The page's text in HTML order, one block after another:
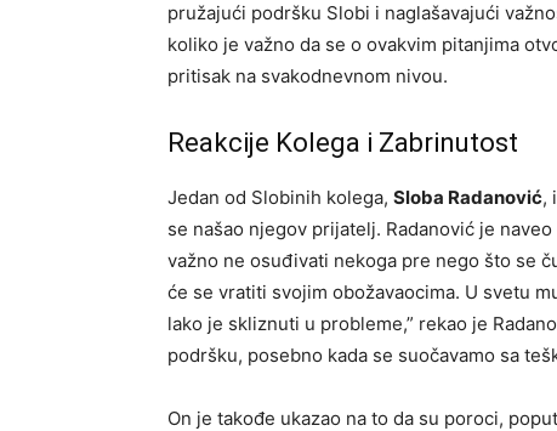
pružajući podršku Slobi i naglašavajući
koliko je važno da se o ovakvim pitanjima
pritisak na svakodnevnom nivou.
Reakcije Kolega i Zabrinutost
Jedan od Slobinih kolega, Sloba Radanović,
se našao njegov prijatelj. Radanović je
važno ne osuđivati nekoga pre nego što se
će se vratiti svojim obožavaocima. U svetu
lako je skliznuti u probleme,” rekao je
podršku, posebno kada se suočavamo sa
On je takođe ukazao na to da su poroci,